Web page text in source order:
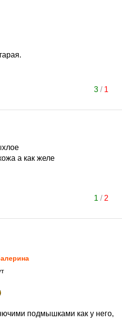
3/ 1
а как желе
1 / 2
подмышками как у него,